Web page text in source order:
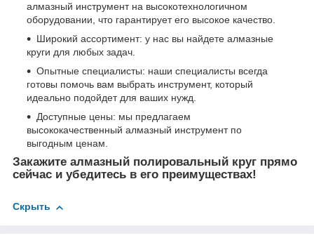
алмазный инструмент на высокотехнологичном
оборудовании, что гарантирует его высокое качество.
Широкий ассортимент: у нас вы найдете алмазные
круги для любых задач.
Опытные специалисты: наши специалисты всегда
готовы помочь вам выбрать инструмент, который
идеально подойдет для ваших нужд.
Доступные цены: мы предлагаем
высококачественный алмазный инструмент по
выгодным ценам.
Закажите алмазный полировальный круг прямо
сейчас и убедитесь в его преимуществах!
Скрыть